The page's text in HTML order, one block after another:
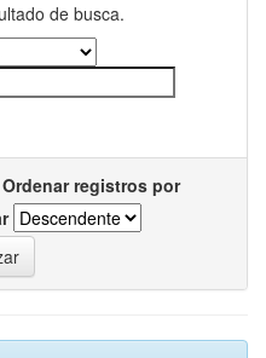
de busca.
Ordenar registros por